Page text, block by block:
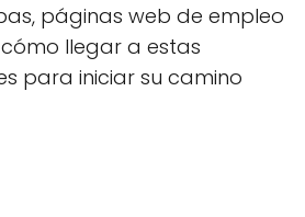
páginas web de empleo
llegar a estas
para iniciar su camino